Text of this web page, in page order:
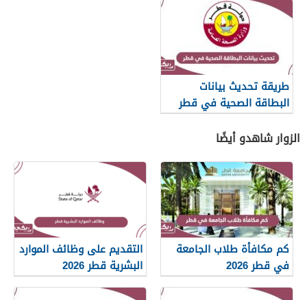
طريقة تحديث بيانات
البطاقة الصحية في قطر
إلكترونيا
الزوار شاهدو أيضًا
كم مكافأة طلاب الجامعة
في قطر 2026
التقديم على وظائف الموارد
البشرية قطر 2026